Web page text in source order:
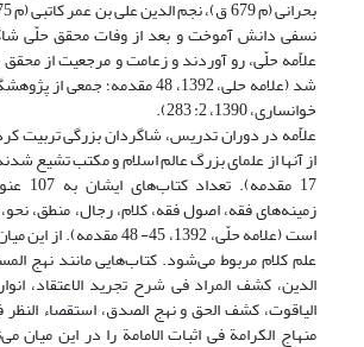
نسفی دانش آموخت و بعد از وفات محقق حلّی
علاّمه حلّی، رو آوردند و زعامت و مرجعیت از
خوانساری، 1390، 2: 283).
علاّمه در دوران تدریس، شاگردان بزرگی تربیت
17
زمینه‌های فقه، اصول فقه، کلام، رجال، منطق،
علم کلام مربوط می‌شود. کتاب‌هایی مانند نهج
الدین، کشف المراد فی شرح تجرید الاعتقاد،
الیاقوت، کشف الحق و نهج الصدق، استقصاء النظر
منهاج الکرامة فی اثبات الامامة را در این میان